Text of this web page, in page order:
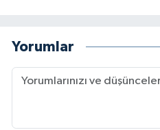
Yorumlar